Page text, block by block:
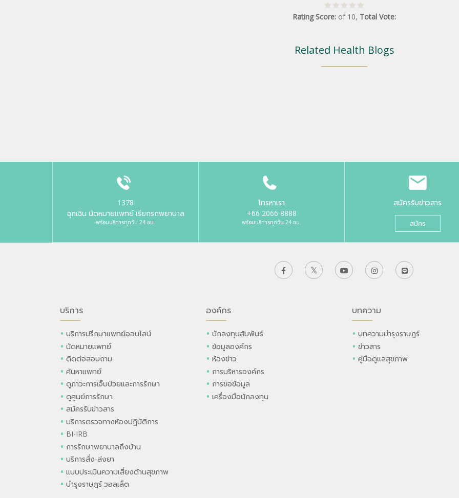
Rating Score: of 10, Total Vote:
Related Health Blogs
1378
ฉุกเฉิน นัดหมายแพทย์ เรียกรถพยาบาล
พร้อมบริการทุกวัน 24 ชม.
โทรหาเรา
+66 2066 8888
พร้อมบริการทุกวัน 24 ชม.
สมัครรับข่าวสาร
สมัคร
บริการ
บริการปรึกษาแพทย์ออนไลน์
นัดหมายแพทย์
ติดต่อสอบถาม
ค้นหาแพทย์
ดูภาวะการเจ็บป่วยและการรักษา
ดูศูนย์การรักษา
สมัครรับข่าวสาร
บริการตรวจทางห้องปฏิบัติการ
BI-IRB
การรักษาพยาบาลถึงบ้าน
บริการสั่ง-ส่งยา
แบบประเมินความเสี่ยงด้านสุขภาพ
บำรุงราษฎร์ วอลเล็ต
องค์กร
นักลงทุนสัมพันธ์
ข้อมูลองค์กร
ห้องข่าว
การบริหารองค์กร
การขอข้อมูล
เครื่องมือนักลงทุน
บทความ
บทความบำรุงราษฎร์
ข่าวสาร
คู่มือดูแลสุขภาพ